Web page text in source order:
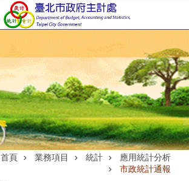
首頁 業務項目 統計
應用統計分析
市政統計通報